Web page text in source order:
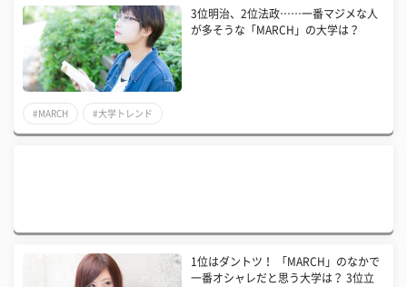
3位明治、2位法政……一番マジメな人
が多そうな「MARCH」の大学は？
#MARCH #大学トレンド
1位はダントツ！ 「MARCH」のなかで
一番オシャレだと思う大学は？ 3位立